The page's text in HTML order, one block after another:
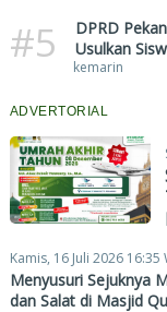
#5
DPRD
Usulkan
kemarin
ADVERTORIAL
Kamis, 16 Juli 2026 16:35
Menyusuri Sejuknya
dan Salat di Masjid